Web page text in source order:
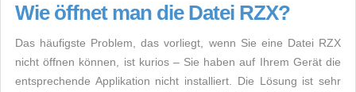
Wie öffnet man die Datei RZX?
Das häufigste Problem, das vorliegt, wenn Sie eine Datei RZX
nicht öffnen können, ist kurios – Sie haben auf Ihrem Gerät die
entsprechende Applikation nicht installiert. Die Lösung ist sehr